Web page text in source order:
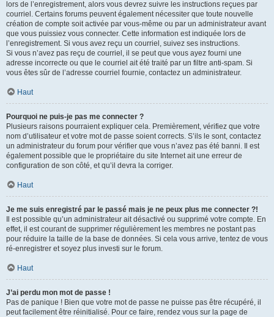
lors de l’enregistrement, alors vous devrez suivre les instructions reçues par
courriel. Certains forums peuvent également nécessiter que toute nouvelle
création de compte soit activée par vous-même ou par un administrateur avant
que vous puissiez vous connecter. Cette information est indiquée lors de
l’enregistrement. Si vous avez reçu un courriel, suivez ses instructions.
Si vous n’avez pas reçu de courriel, il se peut que vous ayez fourni une
adresse incorrecte ou que le courriel ait été traité par un filtre anti-spam. Si
vous êtes sûr de l’adresse courriel fournie, contactez un administrateur.
Haut
Pourquoi ne puis-je pas me connecter ?
Plusieurs raisons pourraient expliquer cela. Premièrement, vérifiez que votre
nom d’utilisateur et votre mot de passe soient corrects. S’ils le sont, contactez
un administrateur du forum pour vérifier que vous n’avez pas été banni. Il est
également possible que le propriétaire du site Internet ait une erreur de
configuration de son côté, et qu’il devra la corriger.
Haut
Je me suis enregistré par le passé mais je ne peux plus me connecter ?!
Il est possible qu’un administrateur ait désactivé ou supprimé votre compte. En
effet, il est courant de supprimer régulièrement les membres ne postant pas
pour réduire la taille de la base de données. Si cela vous arrive, tentez de vous
ré-enregistrer et soyez plus investi sur le forum.
Haut
J’ai perdu mon mot de passe !
Pas de panique ! Bien que votre mot de passe ne puisse pas être récupéré, il
peut facilement être réinitialisé. Pour ce faire, rendez vous sur la page de